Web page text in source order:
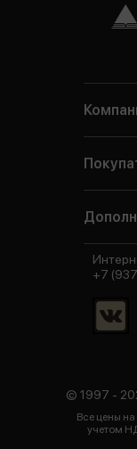
© 1997 -
Все цены
учетом
+7